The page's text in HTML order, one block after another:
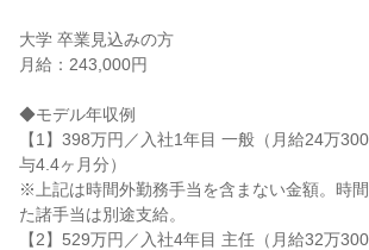
大学 卒業見込みの方
月給：243,000円
◆モデル年収例
【1】398万円／入社1年目 一般（月給24万
与4.4ヶ月分）
※上記は時間外勤務手当を含まない金額。時
た諸手当は別途支給。
【2】529万円／入社4年目 主任（月給32万